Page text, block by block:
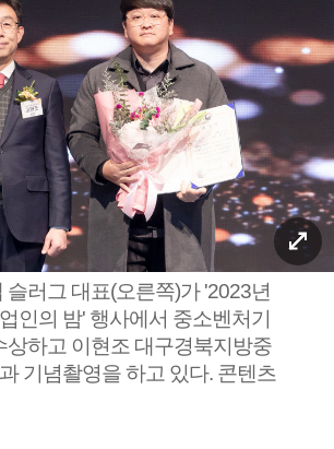
슬러그 대표(오른쪽)가 '2023년
인의 밤' 행사에서 중소벤처기
상하고 이현조 대구경북지방중
기념촬영을 하고 있다. 콘텐츠